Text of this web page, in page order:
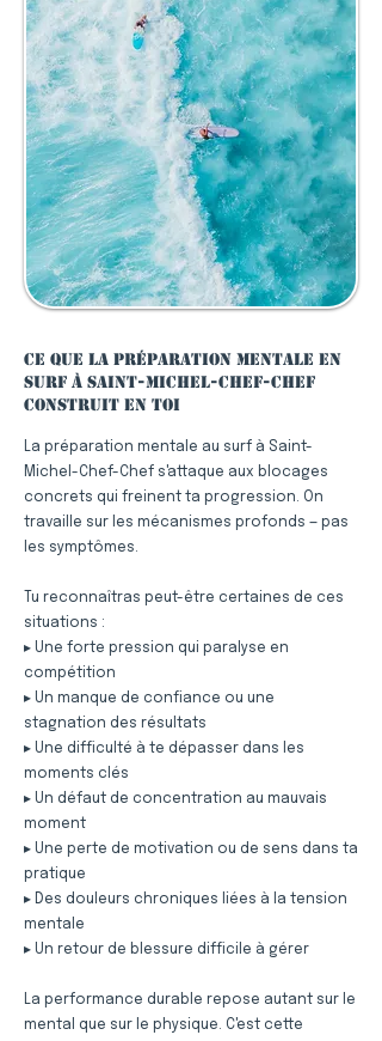
Ce que la préparation mentale en
surf à Saint-Michel-Chef-Chef
construit en toi
La préparation mentale au surf à Saint-
Michel-Chef-Chef s'attaque aux blocages
concrets qui freinent ta progression. On
travaille sur les mécanismes profonds — pas
les symptômes.
Tu reconnaîtras peut-être certaines de ces
situations :
▸ Une forte pression qui paralyse en
compétition
▸ Un manque de confiance ou une
stagnation des résultats
▸ Une difficulté à te dépasser dans les
moments clés
▸ Un défaut de concentration au mauvais
moment
▸ Une perte de motivation ou de sens dans ta
pratique
▸ Des douleurs chroniques liées à la tension
mentale
▸ Un retour de blessure difficile à gérer
La performance durable repose autant sur le
mental que sur le physique. C'est cette